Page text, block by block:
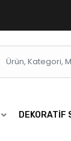
DEKORATIF